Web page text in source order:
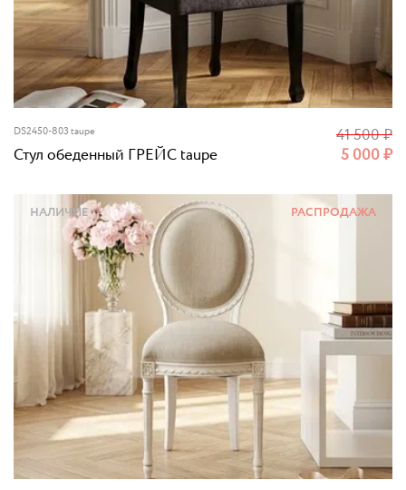
DS2450-803 taupe
Стул обеденный ГРЕЙС taupe 5 000₽
41 500₽
РАСПРОДАЖА
НАЛИЧИЕ